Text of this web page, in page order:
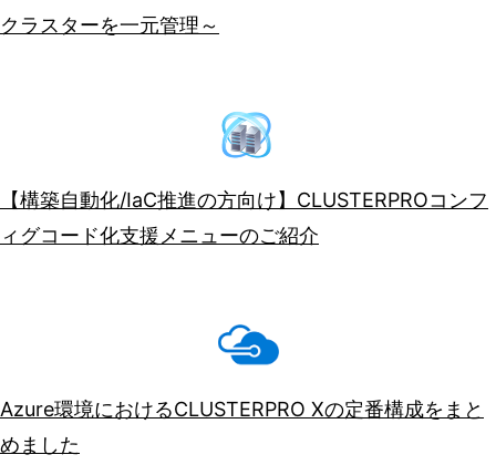
クラスターを一元管理～
【構築自動化/IaC推進の方向け】CLUSTERPROコンフ
ィグコード化支援メニューのご紹介
Azure環境におけるCLUSTERPRO Xの定番構成をまと
めました